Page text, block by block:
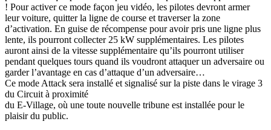
! Pour activer ce mode façon jeu vidéo, les pilotes devront armer
leur voiture, quitter la ligne de course et traverser la zone
d’activation. En guise de récompense pour avoir pris une ligne plus
lente, ils pourront collecter 25 kW supplémentaires. Les pilotes
auront ainsi de la vitesse supplémentaire qu’ils pourront utiliser
pendant quelques tours quand ils voudront attaquer un adversaire ou
garder l’avantage en cas d’attaque d’un adversaire…
Ce mode Attack sera installé et signalisé sur la piste dans le virage 3
du Circuit à proximité
du E-Village, où une toute nouvelle tribune est installée pour le
plaisir du public.